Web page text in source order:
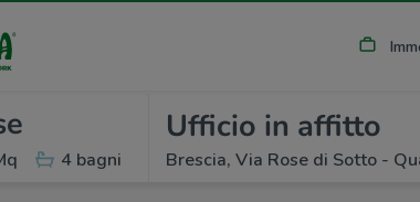
4 bagni
Ufficio in affitto
Brescia, Via Rose di Sotto -